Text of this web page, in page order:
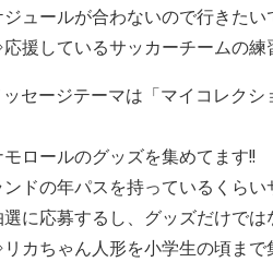
ュールが合わないので行きたい
援しているサッカーチームの練
セージテーマは「マイコレク
ロールのグッズを集めてます!!
ドの年パスを持っているくら
に応募するし、グッズだけで
カちゃん人形を小学生の頃まで